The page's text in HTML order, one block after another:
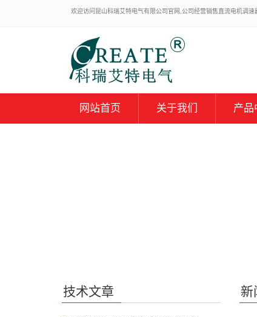
欢迎访问昆山科瑞艾特电气有限公司官网,公司经营销售直流电机调
网站首页 关于我们 产品
新
技术文章